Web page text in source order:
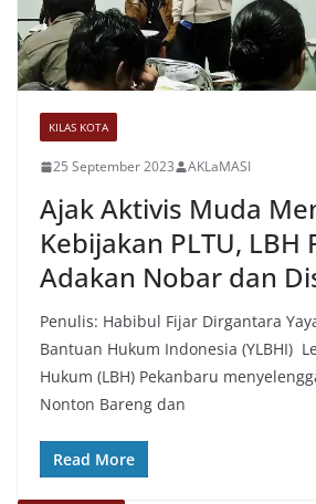
KILAS KOTA
25 September 2023 AKLaMASI
Ajak Aktivis Muda
Kebijakan PLTU, LBH
Adakan Nobar dan
Penulis: Habibul Fijar Dirgantara
Bantuan Hukum Indonesia (YLBHI)
Hukum (LBH) Pekanbaru
Nonton Bareng dan
Read More